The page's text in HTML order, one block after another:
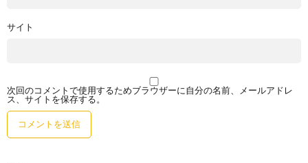
サイト
次回のコメントで使用するためブラウザーに自分の名前、メールアドレ
ス、サイトを保存する。